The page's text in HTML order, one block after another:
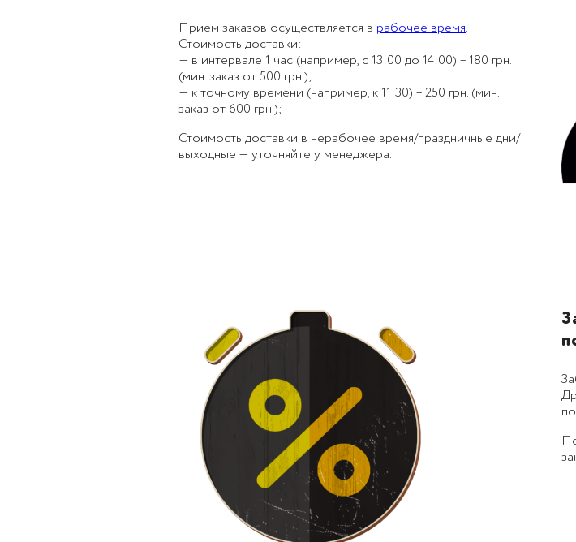
Приём заказов осуществляется в рабочее время.
Стоимость доставки:
— в интервале 1 час (например, с 13:00 до 14:00) – 180 грн.
(мин. заказ от 500 грн.);
— к точному времени (например, к 11:30) – 250 грн. (мин.
заказ от 600 грн.);
Стоимость доставки в нерабочее время/праздничные дни/
выходные — уточняйте у менеджера.